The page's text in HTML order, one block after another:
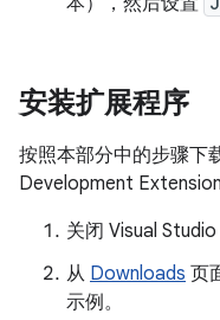
安装扩展程序
按照本部分中的步骤下
Development Extension
关闭 Visual Studio
从 Downloads 页
示例。